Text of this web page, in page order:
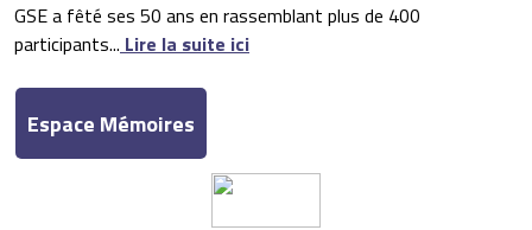
GSE a fêté ses 50 ans en rassemblant plus de 400
participants... Lire la suite ici
Espace Mémoires